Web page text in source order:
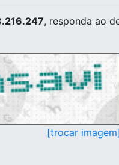
, responda ao
[trocar imagem]